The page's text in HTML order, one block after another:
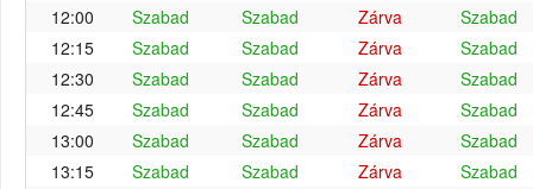
12:00
Szabad Szabad Zárva
Szabad
12:15
Szabad Szabad Zárva
Szabad
12:30
Szabad Szabad Zárva
Szabad
12:45
Szabad Szabad Zárva
Szabad
13:00
Szabad Szabad Zárva
Szabad
13:15
Szabad Szabad Zárva
Szabad